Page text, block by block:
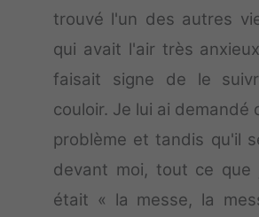
trouvé l'un des autres
qui avait l'air très
faisait signe de le
couloir. Je lui ai demandé
problème et tandis qu'il
devant moi, tout ce que
était « la messe, la